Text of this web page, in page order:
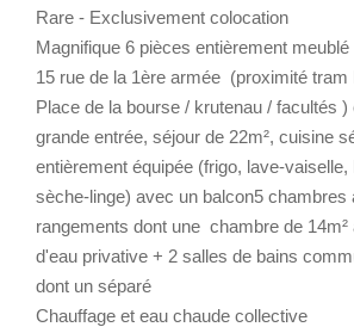
Rare - Exclusivement colocation
Magnifique 6 pièces entièrement
15 rue de la 1ère armée (proximité tram
Place de la bourse / krutenau / facultés
grande entrée, séjour de 22m², cuisine
entièrement équipée (frigo, lave-vaiselle,
sèche-linge) avec un balcon5 chambres
rangements dont une chambre de 14m²
d'eau privative + 2 salles de bains
dont un séparé
Chauffage et eau chaude collective